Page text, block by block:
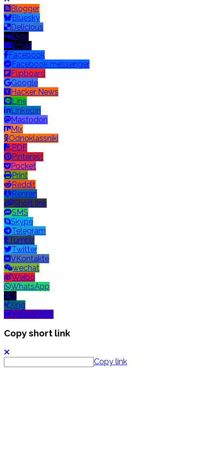
Blogger
Bluesky
Delicious
Digg
Email
Facebook
Facebook messenger
Flipboard
Google
Hacker News
Line
LinkedIn
Mastodon
Mix
Odnoklassniki
PDF
Pinterest
Pocket
Print
Reddit
Renren
Short link
SMS
Skype
Telegram
Tumblr
Twitter
VKontakte
wechat
Weibo
WhatsApp
X
Xing
Yahoo! Mail
Copy short link
Copy link